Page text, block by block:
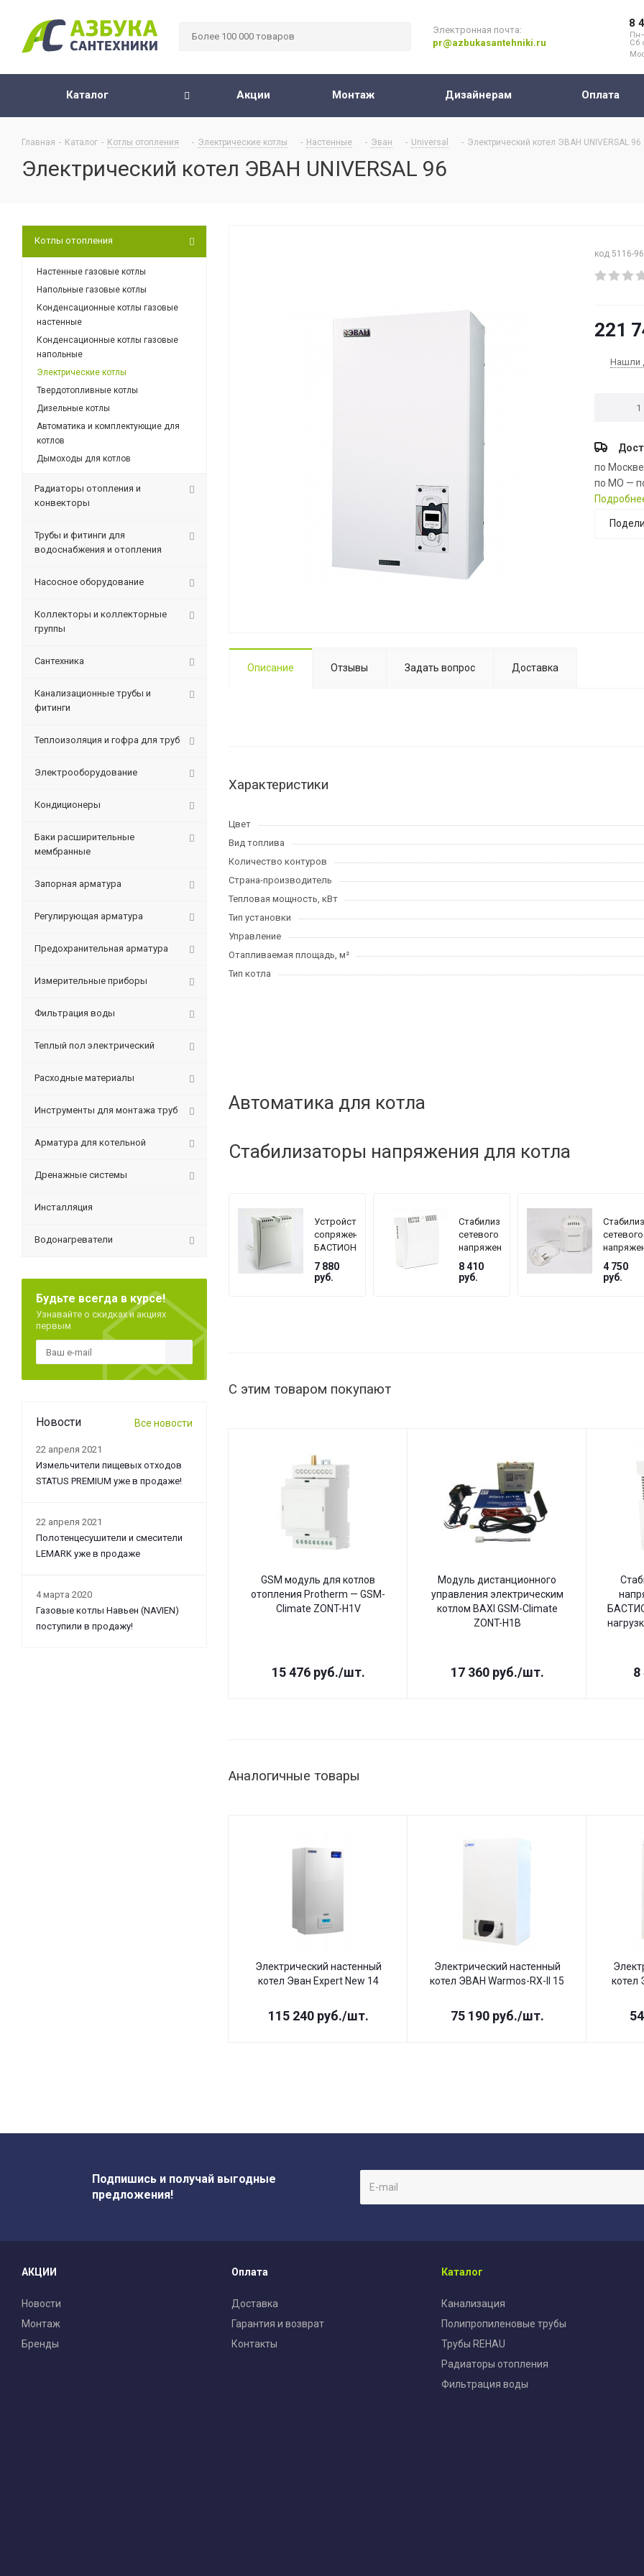
Электронная почта:
pr@azbukasantehniki.ru
8
Сб
Каталог Акции Монтаж Дизайнерам Оплата
Главная - Каталог - Котлы отопления - Электрические котлы - Настенные - Эван - Universal - Электрический котел ЭВАН UNIVERSAL 96
Электрический котел ЭВАН UNIVERSAL 96
код 5116-
221
Нашли
по
по МО —
Описание Отзывы Задать вопрос Доставка
Характеристики
Цвет
Вид топлива
Количество контуров
Страна-производитель
Тепловая мощность, кВт
Тип установки
Управление
Отапливаемая площадь, м²
Тип котла
Автоматика для котла
Стабилизаторы напряжения для котла
Устройство
сопряжения
БАСТИОН
TEPLOCOM
GF
7 880
руб.
Стабилизатор
сетевого
напряжения
TEPLOCOM
БАСТИОН
ST-1515
8 410
руб.
сетевого
TEPLOCOM
БАСТИОН
ST
4 750
руб.
С этим товаром покупают
GSM модуль для котлов
отопления Protherm — GSM-
Climate ZONT-H1V
15 476руб./шт.
Модуль дистанционного
управления электрическим
котлом BAXI GSM-Climate
ZONT-H1B
17 360руб./шт. 8
Аналогичные товары
Электрический настенный
котел Эван Expert New 14
115 240руб./шт.
Электрический настенный
котел ЭВАН Warmos-RX-II 15
75 190руб./шт.
котел
Котлы отопления
Настенные газовые котлы
Напольные газовые котлы
Конденсационные котлы газовые
настенные
Конденсационные котлы газовые
напольные
Электрические котлы
Твердотопливные котлы
Дизельные котлы
Автоматика и комплектующие для
котлов
Дымоходы для котлов
Радиаторы отопления и
конвекторы
Трубы и фитинги для
водоснабжения и отопления
Насосное оборудование
Коллекторы и коллекторные
группы
Сантехника
Канализационные трубы и
фитинги
Теплоизоляция и гофра для труб
Электрооборудование
Кондиционеры
Баки расширительные
мембранные
Запорная арматура
Регулирующая арматура
Предохранительная арматура
Измерительные приборы
Фильтрация воды
Теплый пол электрический
Расходные материалы
Инструменты для монтажа труб
Арматура для котельной
Дренажные системы
Инсталляция
Водонагреватели
Будьте всегда в курсе!
Узнавайте о скидках и акциях
первым
Новости Все новости
22 апреля 2021
Измельчители пищевых отходов
STATUS PREMIUM уже в продаже!
22 апреля 2021
Полотенцесушители и смесители
LEMARK уже в продаже
4 марта 2020
Газовые котлы Навьен (NAVIEN)
поступили в продажу!
Подпишись и получай выгодные
предложения!
АКЦИИ
Новости
Монтаж
Бренды
Оплата
Доставка
Гарантия и возврат
Контакты
Каталог
Канализация
Полипропиленовые трубы
Трубы REHAU
Радиаторы отопления
Фильтрация воды